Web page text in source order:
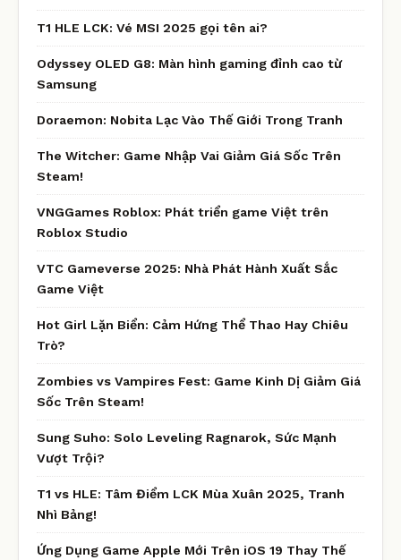
T1 HLE LCK: Vé MSI 2025 gọi tên ai?
Odyssey OLED G8: Màn hình gaming đỉnh cao từ
Samsung
Doraemon: Nobita Lạc Vào Thế Giới Trong Tranh
The Witcher: Game Nhập Vai Giảm Giá Sốc Trên
Steam!
VNGGames Roblox: Phát triển game Việt trên
Roblox Studio
VTC Gameverse 2025: Nhà Phát Hành Xuất Sắc
Game Việt
Hot Girl Lặn Biển: Cảm Hứng Thể Thao Hay Chiêu
Trò?
Zombies vs Vampires Fest: Game Kinh Dị Giảm Giá
Sốc Trên Steam!
Sung Suho: Solo Leveling Ragnarok, Sức Mạnh
Vượt Trội?
T1 vs HLE: Tâm Điểm LCK Mùa Xuân 2025, Tranh
Nhì Bảng!
Ứng Dụng Game Apple Mới Trên iOS 19 Thay Thế